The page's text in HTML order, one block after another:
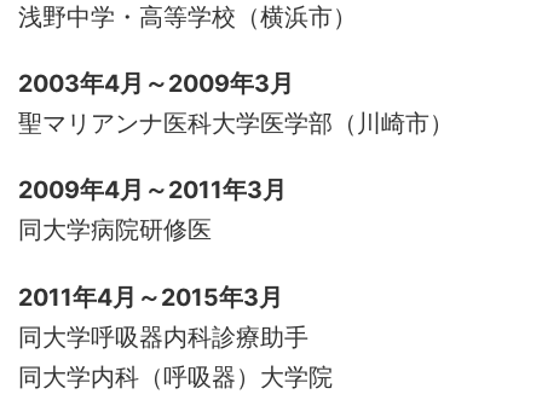
浅野中学・高等学校（横浜市）
2003年4月～2009年3月
聖マリアンナ医科大学医学部（川崎市）
2009年4月～2011年3月
同大学病院研修医
2011年4月～2015年3月
同大学呼吸器内科診療助手
同大学内科（呼吸器）大学院